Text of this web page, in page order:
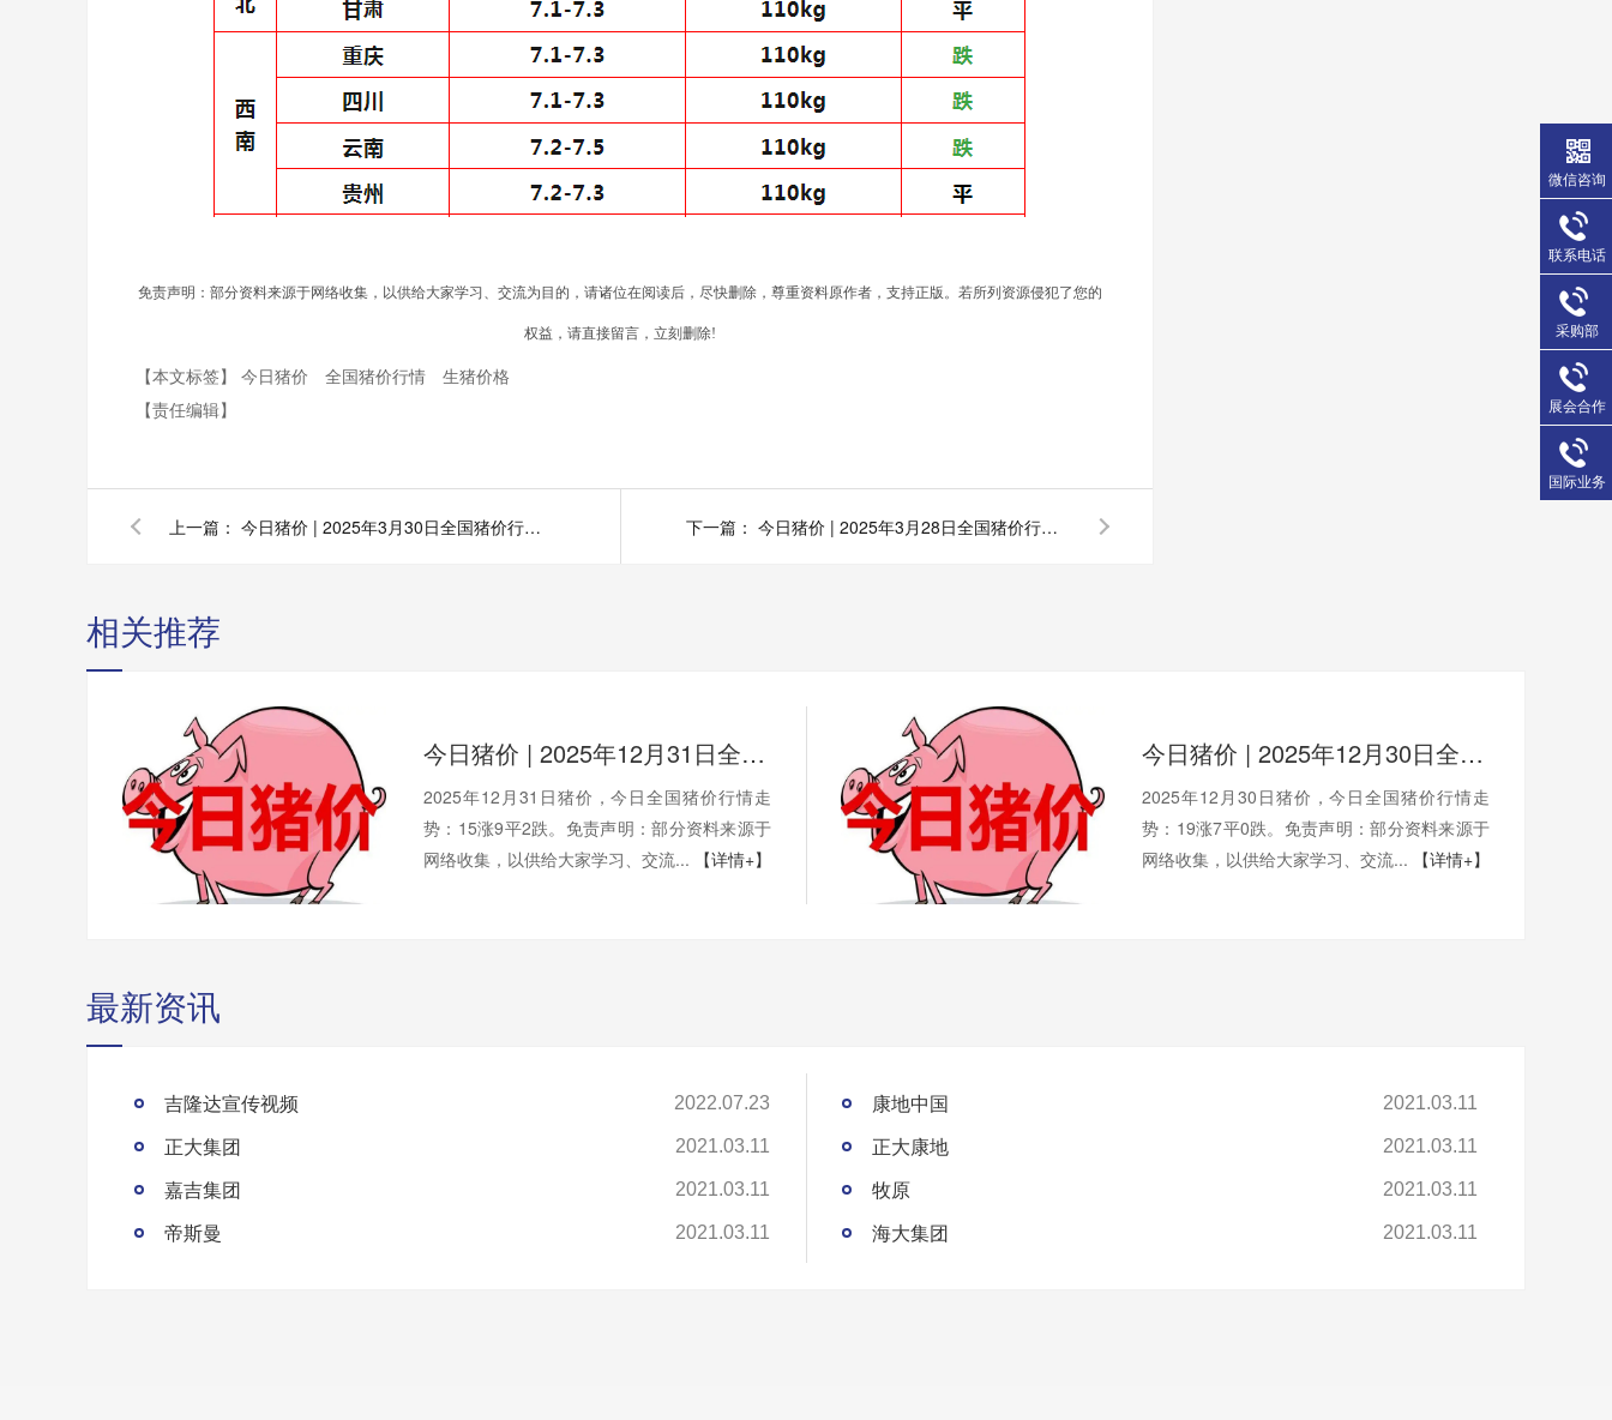
免责声明：部分资料来源于网络收集，以供给大家学习、交流为目的，请诸位在阅读后，尽快删除，尊重资料原作者，支持正版。若所列资源侵犯了您的
权益，请直接留言，立刻删除!
【本文标签】 今日猪价 全国猪价行情
生猪价格
【责任编辑】
上一篇： 今日猪价 | 2025年3月30日全国猪价行情一览表！ 下一篇： 今日猪价 | 2025年3月28日全国猪价行情一览表！
相关推荐
今日猪价 | 2025年12月31日全国猪价行情一览表！
2025年12月31日猪价，今日全国猪价行情走
势：15涨9平2跌。免责声明：部分资料来源于
网络收集，以供给大家学习、交流...
【详情+】
今日猪价 | 2025年12月30日全国猪价行情一览表！
2025年12月30日猪价，今日全国猪价行情走
势：19涨7平0跌。免责声明：部分资料来源于
网络收集，以供给大家学习、交流...
【详情+】
最新资讯
吉隆达宣传视频 2022.07.23
正大集团 2021.03.11
嘉吉集团 2021.03.11
帝斯曼 2021.03.11
康地中国 2021.03.11
正大康地 2021.03.11
牧原 2021.03.11
海大集团 2021.03.11
微信咨询
联系电话
采购部
展会合作
国际业务